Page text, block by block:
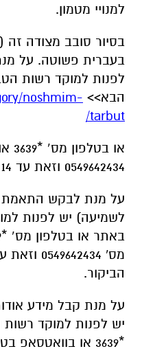
למנויי מטמון.
בעברית פשוטה. על
לפנות למוקד רשות
הבא>> noshmim-
tarbut/
0549642434 וזאת עד 14 ימים לפני מועד הסיור.
על מנת לבקש התאמת
לשמיעה) יש לפנות
הביקור.
על מנת קבל מידע
יש לפנות למוקד רשות
*3639 או בוואטסאפ בטלפון מס' 0549642434